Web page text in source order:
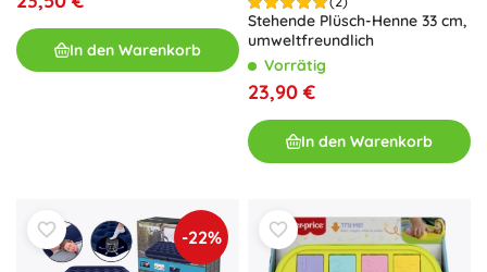
In den Warenkorb
Stehende Plüsch-Henne 33 cm,
umweltfreundlich
Vorrätig
23,90 €
In den Warenkorb
-22%